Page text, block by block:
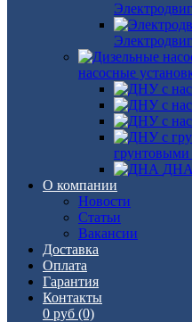
насосные
грунтовыми
ДНА
О компании
Новости
Статьи
Вакансии
Доставка
Оплата
Гарантия
Контакты
0 руб (0)